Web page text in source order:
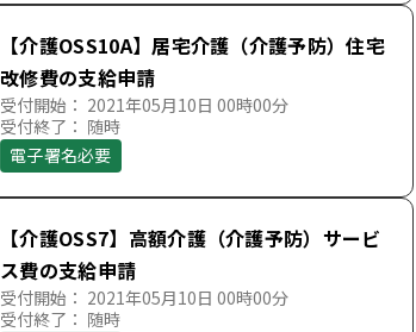
【介護OSS10A】居宅介護（介護予防）住宅
改修費の支給申請
受付開始： 2021年05月10日 00時00分
受付終了： 随時
電子署名必要
【介護OSS7】高額介護（介護予防）サービ
ス費の支給申請
受付開始： 2021年05月10日 00時00分
受付終了： 随時